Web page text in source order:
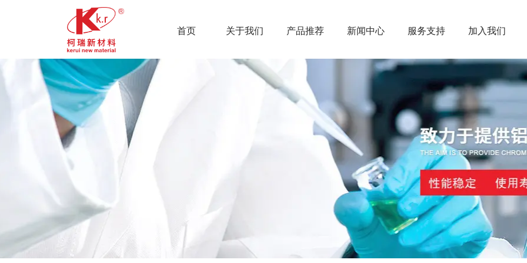
首页 关于我们 产品推荐 新闻中心 服务支持 加入我们